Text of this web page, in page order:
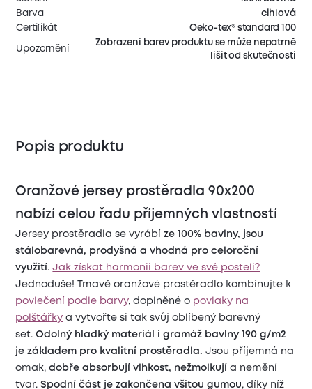
Barva
cihlová
Certifikát
Oeko-tex® standard 100
Upozornění
Zobrazení barev produktu se může nepatrně
lišit od skutečnosti
Popis produktu
Oranžové jersey prostěradla 90x200
nabízí celou řadu příjemných vlastností
Jersey prostěradla se vyrábí
ze 100% bavlny, jsou
stálobarevná, prodyšná a vhodná pro celoroční
využití .Jak získat harmonii barev ve své posteli?
Jednoduše! Tmavě oranžové prostěradlo kombinujte k
povlečení podle barvy, doplněné o povlaky na
polštářky a vytvořte si tak svůj oblíbený barevný
set.Odolný hladký materiál i gramáž bavlny 190 g/m2
je základem pro kvalitní prostěradla. Jsou příjemná na
omak,dobře absorbují vlhkost, nežmolkují
a nemění
tvar.Spodní část je zakončena všitou gumou, díky níž